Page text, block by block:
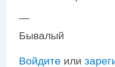
—
Бывалый
Войдите или